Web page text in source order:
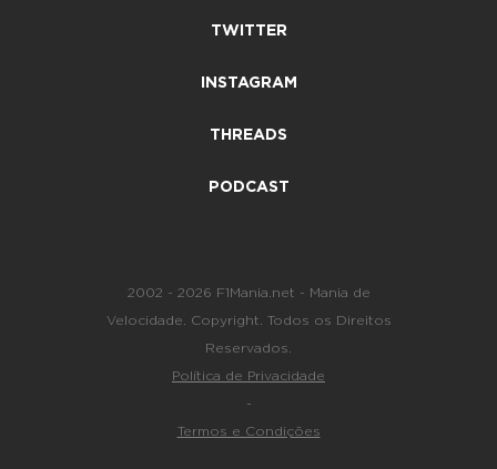
TWITTER
INSTAGRAM
THREADS
PODCAST
2002 - 2026 F1Mania.net - Mania de
Velocidade. Copyright. Todos os Direitos
Reservados.
Política de Privacidade
-
Termos e Condições